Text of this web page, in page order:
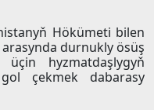
Hökümeti bilen
durnukly ösüş
üçin hyzmatdaşlygyň
çekmek dabarasy